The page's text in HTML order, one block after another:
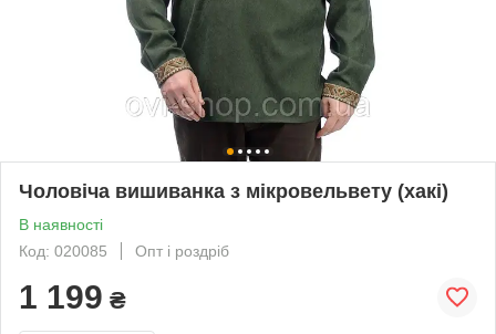
Чоловіча вишиванка з мікровельвету (хакі)
В наявності
Код: 020085
Опт і роздріб
1 199 ₴